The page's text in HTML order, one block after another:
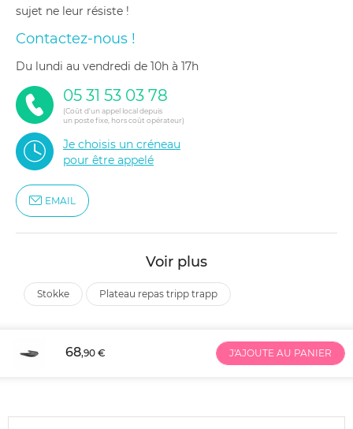
sujet ne leur résiste !
Contactez-nous !
du lundi au vendredi de 10h à 17h
05 31 53 03 78
(Coût d'un appel local depuis
un poste fixe, hors coût opérateur)
Je choisis un créneau
pour être appelé
EMAIL
Voir plus
stokke plateau repas tripp trapp
68,90 € J'AJOUTE AU PANIER